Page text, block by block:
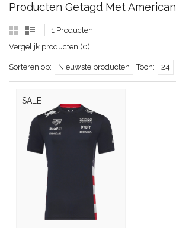
Producten Getagd Met American
1 Producten
Vergelijk producten (0)
Sorteren op: Nieuwste producten Toon: 24
SALE